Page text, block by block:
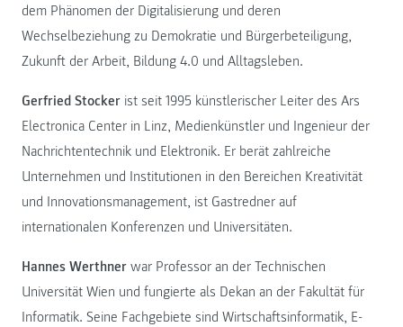
dem Phänomen der Digitalisierung und deren
Wechselbeziehung zu Demokratie und Bürgerbeteiligung,
Zukunft der Arbeit, Bildung 4.0 und Alltagsleben.
Gerfried Stocker ist seit 1995 künstlerischer Leiter des Ars
Electronica Center in Linz, Medienkünstler und Ingenieur der
Nachrichtentechnik und Elektronik. Er berät zahlreiche
Unternehmen und Institutionen in den Bereichen Kreativität
und Innovationsmanagement, ist Gastredner auf
internationalen Konferenzen und Universitäten.
Hannes Werthner war Professor an der Technischen
Universität Wien und fungierte als Dekan an der Fakultät für
Informatik. Seine Fachgebiete sind Wirtschaftsinformatik, E-